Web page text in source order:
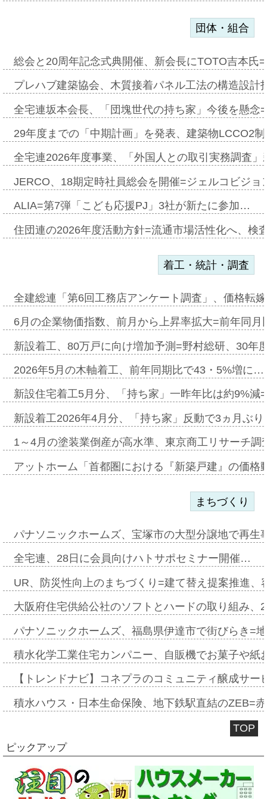
団体・組合
総会と20周年記念式典開催、新会長にTOTO吉本氏
プレハブ建築協会、木質接着パネル工法の構造設
全宅連坂本会長、「団塊世代の持ち家」今後を懸
29年度までの「中期計画」を発表、建築物LCCO2
全宅連2026年度事業、「外国人との取引実務調査
JERCO、18期定時社員総会を開催=ジェルコビジ
ALIA=第7弾「こども応援PJ」3社が新たに参加…
住団連の2026年度活動方針=流通市場活性化へ、検
着工・統計・調査
全建総連「第6回工務店アンケート調査」、価格転
6月の企業物価指数、前月から上昇率拡大=前年同
新設着工、80万戸に向け増加予測=野村総研、30年
2026年5月の木軸着工、前年同期比で43・5%増に…
新設住宅着工5月分、「持ち家」一昨年比は約9%
新設着工2026年4月分、「持ち家」反動で3ヵ月ぶ
1～4月の塗装業倒産が高水準、東京商工リサーチ
アットホーム「首都圏における『新築戸建』の価
まちづくり
パナソニックホームズ、宝塚市の大型分譲地で再
全宅連、28日に会員向けハトサポセミナー開催…
UR、防災性向上のまちづくり=建て替え提案推進
大阪府住宅供給公社のソフトとハードの取り組み
パナソニックホームズ、福島県伊達市で街びらき=
積水化学工業住宅カンパニー、自販機でお菓子や
【トレンドナビ】コネプラのコミュニティ醸成サ
積水ハウス・日本生命保険、地下鉄駅直結のZEB=
TOP
ピックアップ